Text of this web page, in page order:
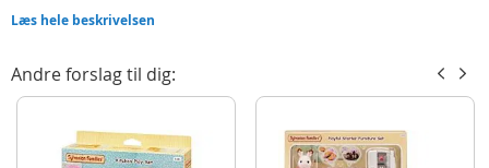
Baby Adelaide er meget glad for at blive båret rundt på mors ryg. Hun
Indeholder:
Detaljer:
Læs hele beskrivelsen
Andre forslag til dig: